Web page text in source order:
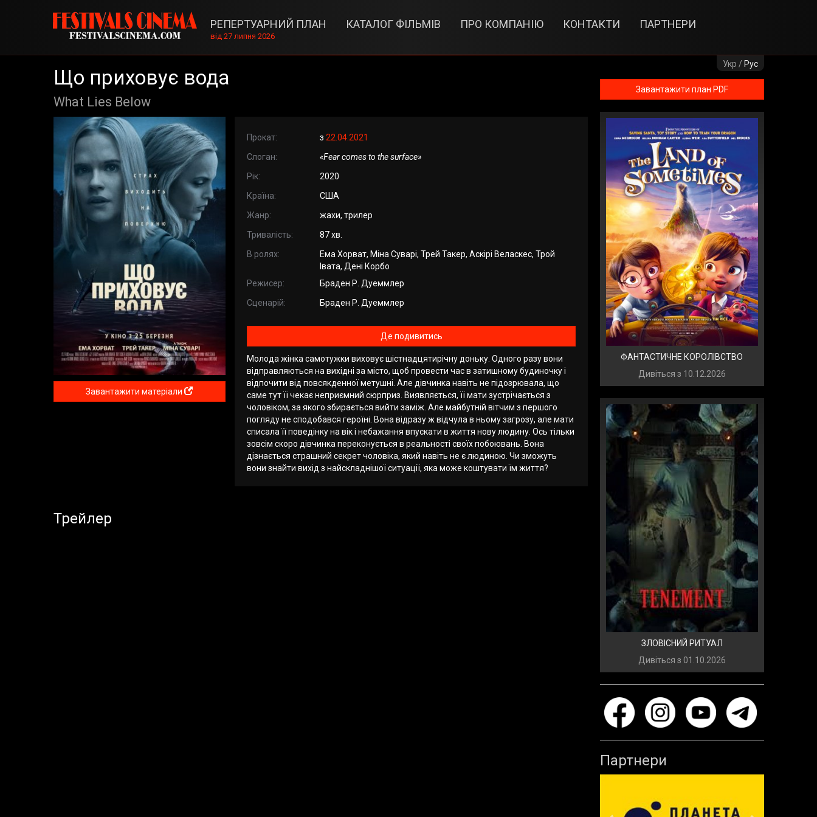
РЕПЕРТУАРНИЙ ПЛАН
від 27 липня 2026
КАТАЛОГ ФІЛЬМІВ ПРО КОМПАНІЮ КОНТАКТИ ПАРТНЕРИ
Укр / Рус
Що приховує вода
What Lies Below
Завантажити матеріали
Прокат: з 22.04.2021
Слоган:
«Fear comes to the surface»
Рік:
2020
Країна:
США
Жанр:
жахи, трилер
Тривалість:
87 хв.
В ролях:
Ема Хорват, Міна Суварі, Трей Такер, Аскірі Веласкес, Трой
Івата, Дені Корбо
Режисер:
Браден Р. Дуеммлер
Сценарій:
Браден Р. Дуеммлер
Де подивитись
Молода жінка самотужки виховує шістнадцятирічну доньку. Одного разу вони
відправляються на вихідні за місто, щоб провести час в затишному будиночку і
відпочити від повсякденної метушні. Але дівчинка навіть не підозрювала, що
саме тут її чекає неприємний сюрприз. Виявляється, її мати зустрічається з
чоловіком, за якого збирається вийти заміж. Але майбутній вітчим з першого
погляду не сподобався героїні. Вона відразу ж відчула в ньому загрозу, але мати
списала її поведінку на вік і небажання впускати в життя нову людину. Ось тільки
зовсім скоро дівчинка переконується в реальності своїх побоювань. Вона
дізнається страшний секрет чоловіка, який навіть не є людиною. Чи зможуть
вони знайти вихід з найскладнішої ситуації, яка може коштувати їм життя?
Трейлер
Завантажити план PDF
ФАНТАСТИЧНЕ КОРОЛІВСТВО
Дивіться з 10.12.2026
ЗЛОВІСНИЙ РИТУАЛ
Дивіться з 01.10.2026
Партнери